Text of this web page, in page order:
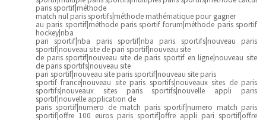
paris sportif|méthode
match nul paris sportifs|méthode mathématique pour gagner
au paris sportif|méthode paris sportif forum|méthode paris sportif
hockey|nba
pari sportif|nba paris sportif|nba paris sportifs|nouveau paris
sportif|nouveau site de pari sportif|nouveau site
de paris sportif|nouveau site de paris sportif en ligne|nouveau site
de paris sportifs|nouveau site
pari sportif|nouveau site paris sportif|nouveau site paris
sportif france|nouveau site paris sportifs|nouveaux sites de paris
sportifs|nouveaux sites paris sportifs|nouvelle appli paris
sportif|nouvelle application de
paris sportif|numero de match paris sportif|numero match paris
sportif|offre 100 euros paris sportif|offre appli pari sportif|offre